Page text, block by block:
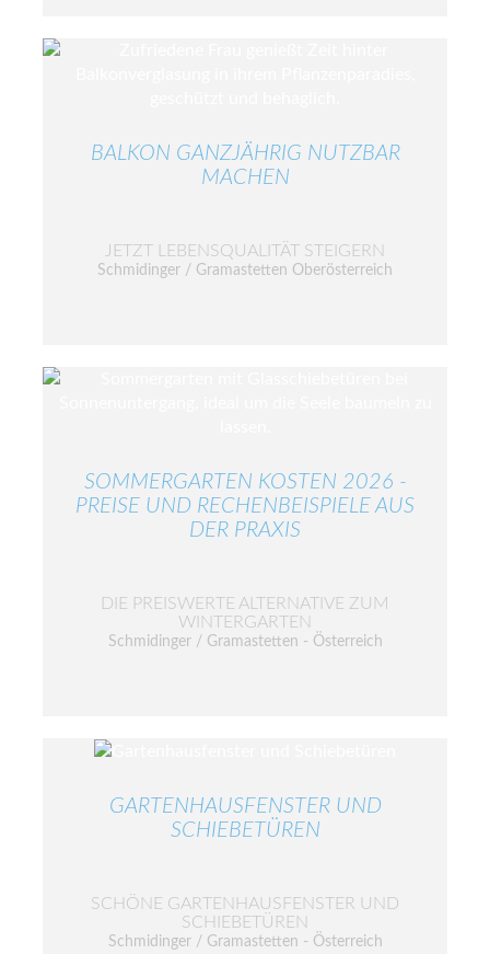
BALKON GANZJÄHRIG NUTZBAR
MACHEN
JETZT LEBENSQUALITÄT STEIGERN
Schmidinger / Gramastetten Oberösterreich
SOMMERGARTEN KOSTEN 2026 -
PREISE UND RECHENBEISPIELE AUS
DER PRAXIS
DIE PREISWERTE ALTERNATIVE ZUM
WINTERGARTEN
Schmidinger / Gramastetten - Österreich
GARTENHAUSFENSTER UND
SCHIEBETÜREN
SCHÖNE GARTENHAUSFENSTER UND
SCHIEBETÜREN
Schmidinger / Gramastetten - Österreich